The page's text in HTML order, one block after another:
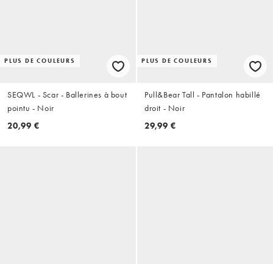
PLUS DE COULEURS
SEQWL - Scar - Ballerines à bout
pointu - Noir
20,99 €
PLUS DE COULEURS
Pull&Bear Tall - Pantalon habillé
droit - Noir
29,99 €